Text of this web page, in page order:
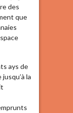
des
que
ays de
la